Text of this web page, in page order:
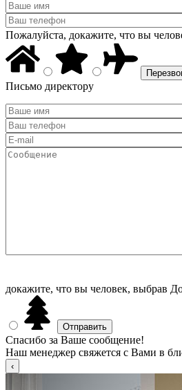
Пожалуйста, докажите, что вы
Письмо директору
докажите, что вы человек, выбрав
Спасибо за Ваше сообщение!
Наш менеджер свяжется с Вами в